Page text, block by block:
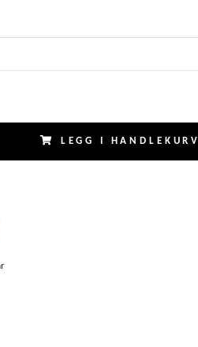
LEGG I HANDLEKURV